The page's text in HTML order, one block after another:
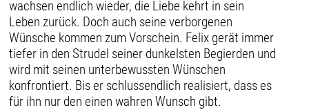
wachsen endlich wieder, die Liebe kehrt in sein
Leben zurück. Doch auch seine verborgenen
Wünsche kommen zum Vorschein. Felix gerät immer
tiefer in den Strudel seiner dunkelsten Begierden und
wird mit seinen unterbewussten Wünschen
konfrontiert. Bis er schlussendlich realisiert, dass es
für ihn nur den einen wahren Wunsch gibt.